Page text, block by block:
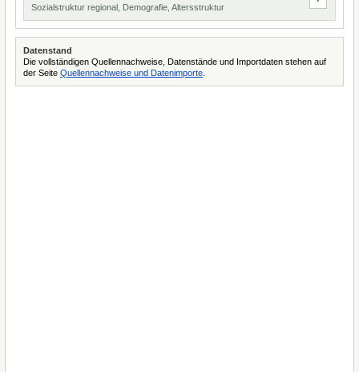
Sozialstruktur regional, Demografie, Altersstruktur
Datenstand
Die vollständigen Quellennachweise, Datenstände und Importdaten stehen auf
der Seite Quellennachweise und Datenimporte